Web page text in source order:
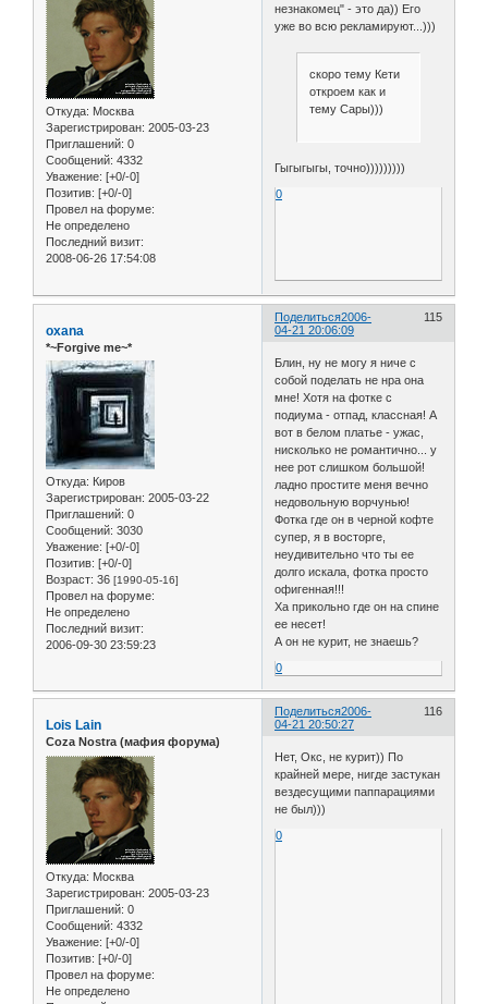
Откуда: Москва
Зарегистрирован: 2005-03-23
Приглашений: 0
Сообщений: 4332
Уважение: [+0/-0]
Позитив: [+0/-0]
Провел на форуме:
Не определено
Последний визит:
2008-06-26 17:54:08
незнакомец" - это да)) Его
уже во всю рекламируют...)))
скоро тему Кети
откроем как и
тему Сары)))
Гыгыгыгы, точно)))))))))
0
Поделиться 115
2006-
04-21 20:06:09
oxana
*~Forgive me~*
Откуда: Киров
Зарегистрирован: 2005-03-22
Приглашений: 0
Сообщений: 3030
Уважение: [+0/-0]
Позитив: [+0/-0]
Возраст: 36 [1990-05-16]
Провел на форуме:
Не определено
Последний визит:
2006-09-30 23:59:23
Блин, ну не могу я ниче с
собой поделать не нра она
мне! Хотя на фотке с
подиума - отпад, классная! А
вот в белом платье - ужас,
нисколько не романтично... у
нее рот слишком большой!
ладно простите меня вечно
недовольную ворчунью!
Фотка где он в черной кофте
супер, я в восторге,
неудивительно что ты ее
долго искала, фотка просто
офигенная!!!
Ха прикольно где он на спине
ее несет!
А он не курит, не знаешь?
0
Поделиться 116
2006-
04-21 20:50:27
Lois Lain
Coza Nostra (мафия форума)
Откуда: Москва
Зарегистрирован: 2005-03-23
Приглашений: 0
Сообщений: 4332
Уважение: [+0/-0]
Позитив: [+0/-0]
Провел на форуме:
Не определено
Нет, Окс, не курит)) По
крайней мере, нигде застукан
вездесущими паппарациями
не был)))
0